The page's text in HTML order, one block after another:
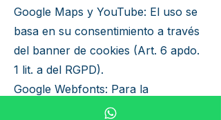
Google Maps y YouTube: El uso se
basa en su consentimiento a través
del banner de cookies (Art. 6 apdo.
1 lit. a del RGPD).
Google Webfonts: Para la
visualización uniforme de las